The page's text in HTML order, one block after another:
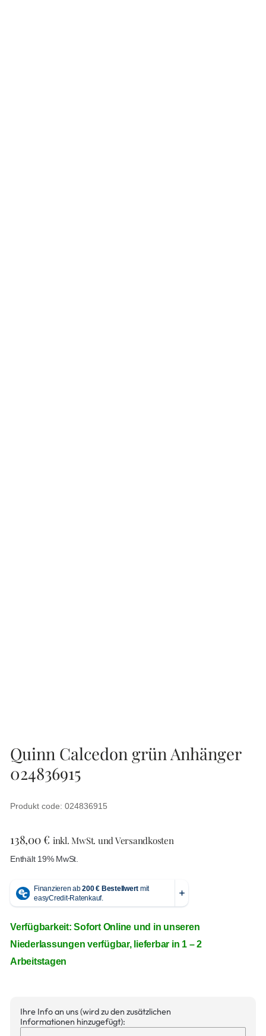
Quinn Calcedon grün Anhänger
024836915
Produkt code: 024836915
138,00€ inkl. MwSt. und Versandkosten
Enthält 19% MwSt.
Verfügbarkeit: Sofort Online und in unseren
Niederlassungen verfügbar, lieferbar in 1 – 2
Arbeitstagen
Ihre Info an uns (wird zu den zusätzlichen
Informationen hinzugefügt):